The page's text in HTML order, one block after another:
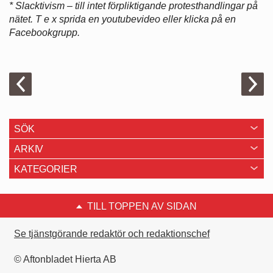
* Slacktivism – till intet förpliktigande protesthandlingar på
nätet. T e x sprida en youtubevideo eller klicka på en
Facebookgrupp.
SÖK
ARKIV
KATEGORIER
TILL TOPPEN AV SIDAN
Se tjänstgörande redaktör och redaktionschef
© Aftonbladet Hierta AB